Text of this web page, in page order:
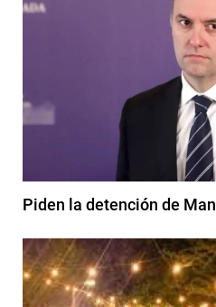
Piden la detención de